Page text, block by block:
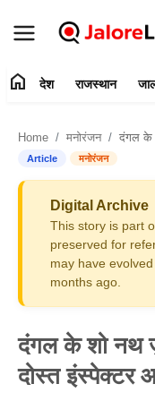
संपर्क करें
राजस्थान
खेल
शिक्षा
home देश राजस्थान
Home मनोरंजन दंगल के शो
Article मनोरंजन
Digital Archive
This story is part
preserved for
may have
months ago.
दंगल के शो नथ
दोस्त इंस्पेक्टर